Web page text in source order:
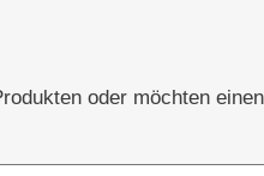
oder möchten